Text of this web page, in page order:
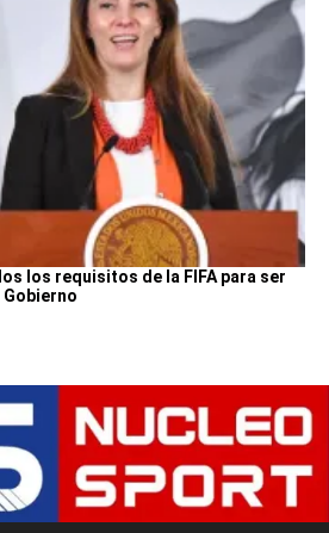
los requisitos de la FIFA para ser
Gobierno